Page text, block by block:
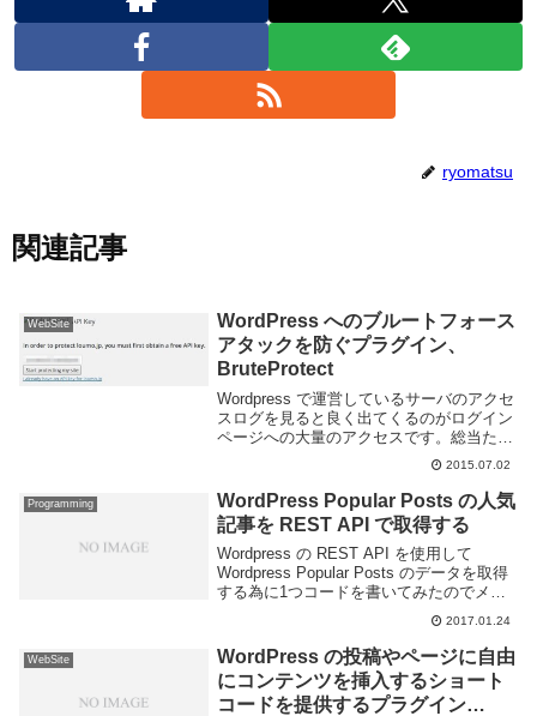
ryomatsu
関連記事
WebSite
WordPress へのブルートフォース
アタックを防ぐプラグイン、
BruteProtect
Wordpress で運営しているサーバのアクセ
スログを見ると良く出てくるのがログイン
ページへの大量のアクセスです。総当たり
攻撃によってログインを行おうとしている
のでしょう。簡単なパスワードを使わない
事はもちろん、二段階認証や Captch...
2015.07.02
Programming
WordPress Popular Posts の人気
記事を REST API で取得する
Wordpress の REST API を使用して
Wordpress Popular Posts のデータを取得
する為に1つコードを書いてみたのでメモ
しておく。REST API 自体は以下の記事に
簡単にではあるが使い方など書いた。
RES...
2017.01.24
WebSite
WordPress の投稿やページに自由
にコンテンツを挿入するショート
コードを提供するプラグイン